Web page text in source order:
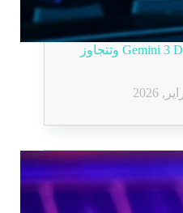
جوجل تُحدث نموذج Gemini 3 Deep Think وتتجاوز